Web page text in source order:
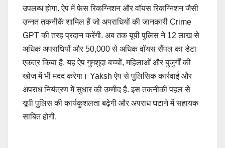
उपलब्ध होगा. ऐप में फेस रिकग्निशन और वॉयस रिकग्निशन जैसी
उन्नत तकनीकें शामिल हैं जो अपराधियों की जानकारी Crime
GPT की तरह प्रदान करेंगी. अब तक यूपी पुलिस ने 12 लाख से
अधिक अपराधियों और 50,000 से अधिक वॉयस सैंपल का डेटा
एकत्र किया है. यह ऐप गुमशुदा बच्चों, महिलाओं और बुजुर्गों की
खोज में भी मदद करेगा। Yaksh ऐप से पुलिसिक कार्रवाई और
अपराध नियंत्रण में सुधार की उम्मीद है. इस तकनीकी पहल से
यूपी पुलिस की कार्यकुशलता बढ़ेगी और अपराध घटाने में सहायक
साबित होगी.